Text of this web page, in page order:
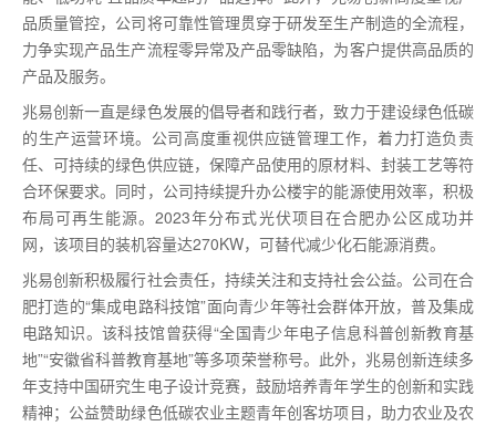
品质量管控，公司将可靠性管理贯穿于研发至生产制造的全流程，
力争实现产品生产流程零异常及产品零缺陷，为客户提供高品质的
产品及服务。
兆易创新一直是绿色发展的倡导者和践行者，致力于建设绿色低碳
的生产运营环境。公司高度重视供应链管理工作，着力打造负责
任、可持续的绿色供应链，保障产品使用的原材料、封装工艺等符
合环保要求。同时，公司持续提升办公楼宇的能源使用效率，积极
布局可再生能源。2023年分布式光伏项目在合肥办公区成功并
网，该项目的装机容量达270KW，可替代减少化石能源消费。
兆易创新积极履行社会责任，持续关注和支持社会公益。公司在合
肥打造的“集成电路科技馆”面向青少年等社会群体开放，普及集成
电路知识。该科技馆曾获得“全国青少年电子信息科普创新教育基
地”“安徽省科普教育基地”等多项荣誉称号。此外，兆易创新连续多
年支持中国研究生电子设计竞赛，鼓励培养青年学生的创新和实践
精神；公益赞助绿色低碳农业主题青年创客坊项目，助力农业及农